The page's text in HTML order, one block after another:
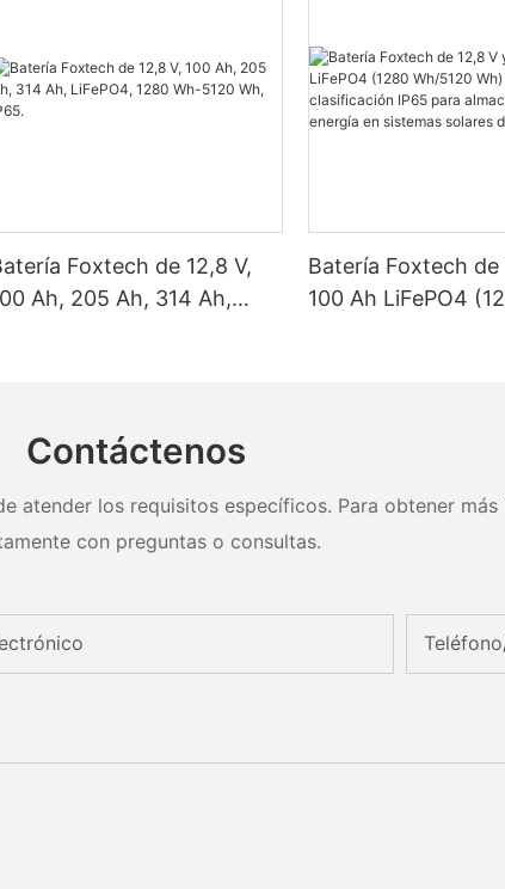
Foxtech de 12,8 V,
Ah, 205 Ah, 314 Ah,
Batería Foxtech de
100 Ah LiFePO4
Contáctenos
atender los requisitos específicos. Para obtener
con preguntas o consultas.